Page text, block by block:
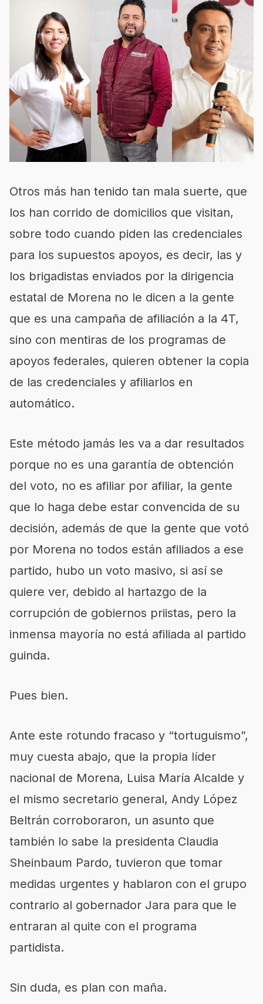
Otros más han tenido tan mala suerte, que
los han corrido de domicilios que visitan,
sobre todo cuando piden las credenciales
para los supuestos apoyos, es decir, las y
los brigadistas enviados por la dirigencia
estatal de Morena no le dicen a la gente
que es una campaña de afiliación a la 4T,
sino con mentiras de los programas de
apoyos federales, quieren obtener la copia
de las credenciales y afiliarlos en
automático.
Este método jamás les va a dar resultados
porque no es una garantía de obtención
del voto, no es afiliar por afiliar, la gente
que lo haga debe estar convencida de su
decisión, además de que la gente que votó
por Morena no todos están afiliados a ese
partido, hubo un voto masivo, si así se
quiere ver, debido al hartazgo de la
corrupción de gobiernos priistas, pero la
inmensa mayoría no está afiliada al partido
guinda.
Pues bien.
Ante este rotundo fracaso y “tortuguismo”,
muy cuesta abajo, que la propia líder
nacional de Morena, Luisa María Alcalde y
el mismo secretario general, Andy López
Beltrán corroboraron, un asunto que
también lo sabe la presidenta Claudia
Sheinbaum Pardo, tuvieron que tomar
medidas urgentes y hablaron con el grupo
contrario al gobernador Jara para que le
entraran al quite con el programa
partidista.
Sin duda, es plan con maña.